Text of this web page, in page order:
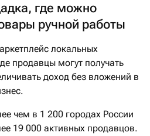
где можно
ручной работы
локальных
продавцы могут получать
доход без вложений в
чем в 1 200 городах России
19 000 активных продавцов.